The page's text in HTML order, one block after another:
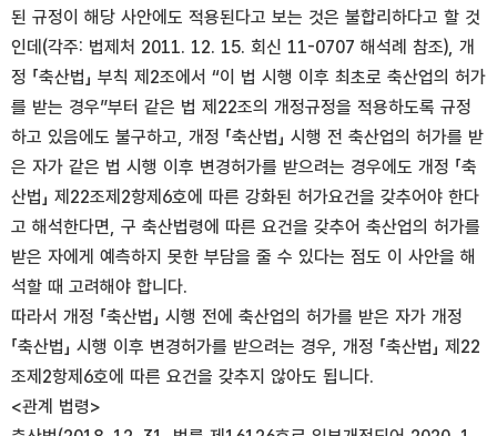
된 규정이 해당 사안에도 적용된다고 보는 것은 불합리하다고 할 것
인데(각주: 법제처 2011. 12. 15. 회신 11-0707 해석례 참조), 개
정 「축산법」 부칙 제2조에서 “이 법 시행 이후 최초로 축산업의 허가
를 받는 경우”부터 같은 법 제22조의 개정규정을 적용하도록 규정
하고 있음에도 불구하고, 개정 「축산법」 시행 전 축산업의 허가를 받
은 자가 같은 법 시행 이후 변경허가를 받으려는 경우에도 개정 「축
산법」 제22조제2항제6호에 따른 강화된 허가요건을 갖추어야 한다
고 해석한다면, 구 축산법령에 따른 요건을 갖추어 축산업의 허가를
받은 자에게 예측하지 못한 부담을 줄 수 있다는 점도 이 사안을 해
석할 때 고려해야 합니다.
따라서 개정 「축산법」 시행 전에 축산업의 허가를 받은 자가 개정
「축산법」 시행 이후 변경허가를 받으려는 경우, 개정 「축산법」 제22
조제2항제6호에 따른 요건을 갖추지 않아도 됩니다.
<관계 법령>